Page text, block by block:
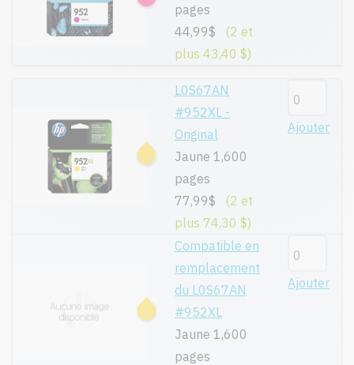
pages
44,99$
(2 et
plus 43,40 $)
L0S67AN
#952XL -
Original
Jaune 1,600
pages
77,99$
(2 et
plus 74,30 $)
Ajouter
Compatible en
remplacement
du L0S67AN
#952XL
Jaune 1,600
pages
Ajouter